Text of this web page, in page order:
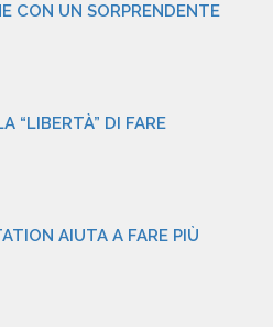
CON UN SORPRENDENTE
“LIBERTÀ” DI FARE
AIUTA A FARE PIÙ